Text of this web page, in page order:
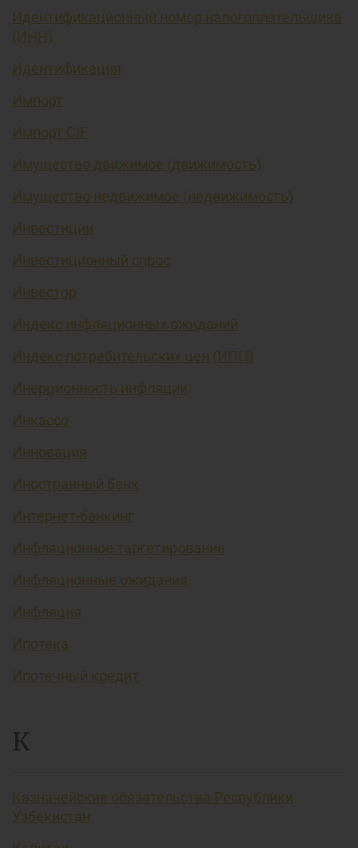
Идентификационный номер налогоплательщика
(ИНН)
Идентификация
Импорт
Импорт CIF
Имущество движимое (движимость)
Имущество недвижимое (недвижимость)
Инвестиции
Инвестиционный спрос
Инвестор
Индекс инфляционных ожиданий
Индекс потребительских цен (ИПЦ)
Инерционность инфляции
Инкассо
Инновация
Иностранный банк
Интернет-банкинг
Инфляционное таргетирование
Инфляционные ожидания
Инфляция
Ипотека
Ипотечный кредит
К
Казначейские обязательства Республики
Узбекистан